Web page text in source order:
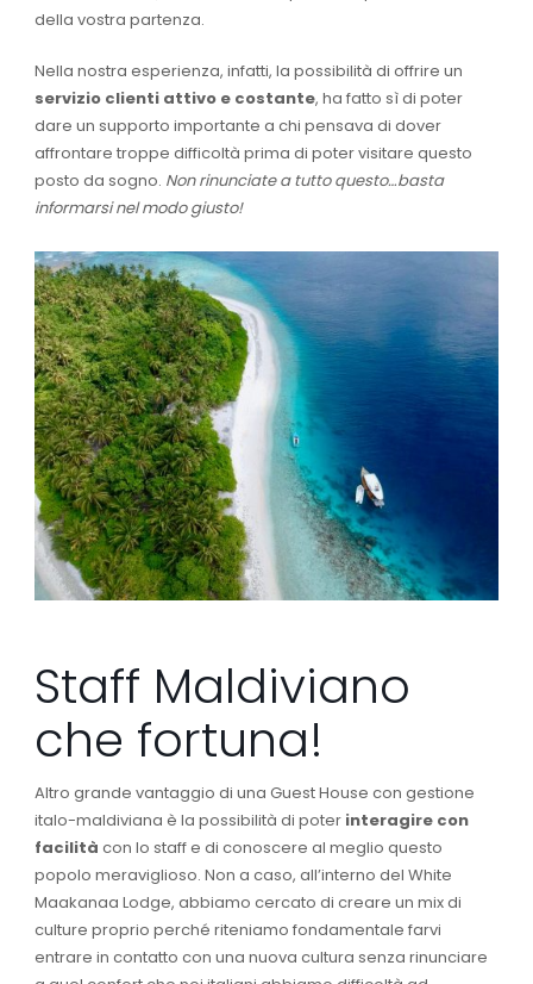
della vostra partenza.
Nella nostra esperienza, infatti, la possibilità di offrire un
servizio clienti attivo e costante, ha fatto sì di poter
dare un supporto importante a chi pensava di dover
affrontare troppe difficoltà prima di poter visitare questo
posto da sogno. Non rinunciate a tutto questo…basta
informarsi nel modo giusto!
Staff Maldiviano
che fortuna!
Altro grande vantaggio di una Guest House con gestione
italo-maldiviana è la possibilità di poter interagire con
facilità con lo staff e di conoscere al meglio questo
popolo meraviglioso. Non a caso, all’interno del White
Maakanaa Lodge, abbiamo cercato di creare un mix di
culture proprio perché riteniamo fondamentale farvi
entrare in contatto con una nuova cultura senza rinunciare